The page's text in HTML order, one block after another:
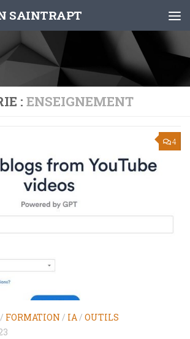
SAINTRAPT
: ENSEIGNEMENT
4
/ FORMATION / IA/ OUTILS